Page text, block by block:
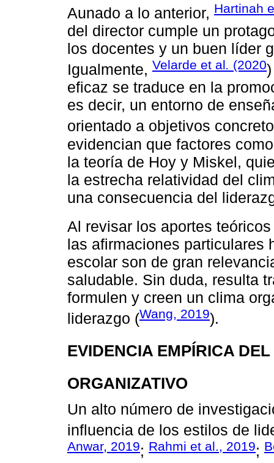
Aunado a lo anterior, Hartinah
del director cumple un
los docentes y un buen líder
Igualmente, Velarde et al. (2020
eficaz se traduce en la
es decir, un entorno de
orientado a objetivos
evidencian que factores
la teoría de Hoy y Miskel,
la estrecha relatividad del
una consecuencia del
Al revisar los aportes
las afirmaciones particulares
escolar son de gran
saludable. Sin duda, resulta
formulen y creen un clima
liderazgo (Wang, 2019).
EVIDENCIA EMPÍRICA
ORGANIZATIVO
Un alto número de
influencia de los estilos de
Anwar, 2019; Rahmi et al., 2019;